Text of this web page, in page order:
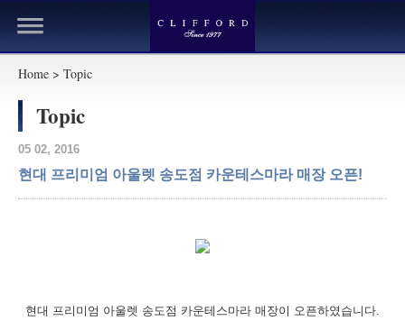
Home > Topic
Topic
05 02, 2016
현대 프리미엄 아울렛 송도점 카운테스마라 매장 오픈!
현대 프리미엄 아울렛 송도점 카운테스마라 매장이 오픈하였습니다.